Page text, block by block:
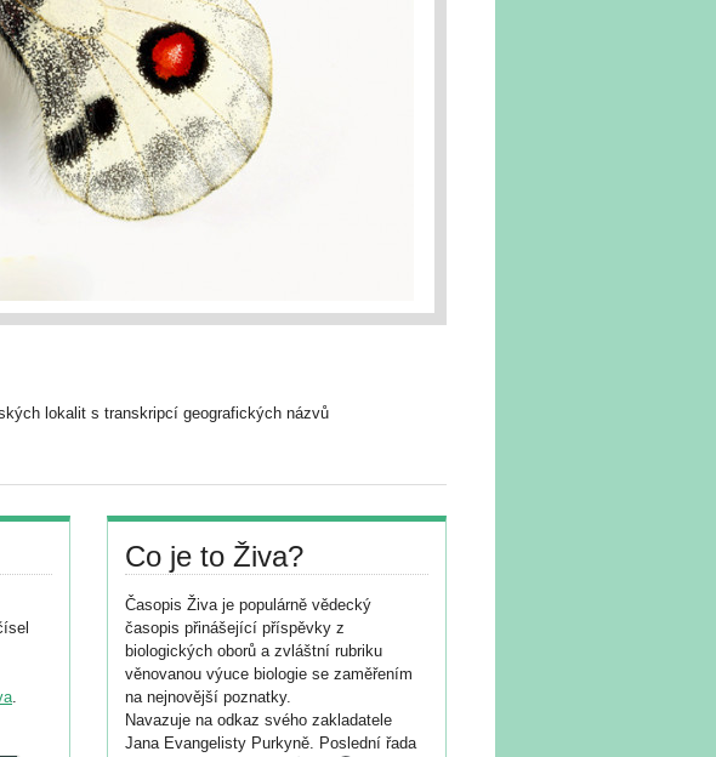
lokalit s transkripcí geografických názvů
.
Co je to Živa?
Časopis Živa je populárně vědecký
časopis přinášející příspěvky z
biologických oborů a zvláštní rubriku
věnovanou výuce biologie se zaměřením
na nejnovější poznatky.
Navazuje na odkaz svého zakladatele
Jana Evangelisty Purkyně. Poslední řada